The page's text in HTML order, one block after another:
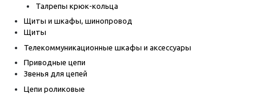
Талрепы крюк-кольца
Щиты и шкафы, шинопровод
Щиты
Телекоммуникационные шкафы и аксессуары
Приводные цепи
Звенья для цепей
Цепи роликовые